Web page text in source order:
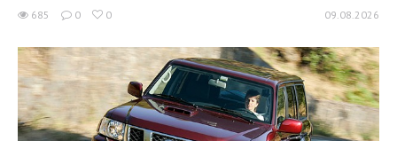
685 0 0 09.08.2026